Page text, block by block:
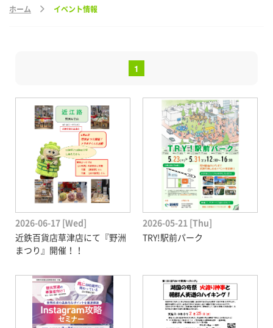
ホーム イベント情報
1
2026-06-17 [Wed]
近鉄百貨店草津店にて『野洲
まつり』開催！！
2026-05-21 [Thu]
TRY!駅前パーク